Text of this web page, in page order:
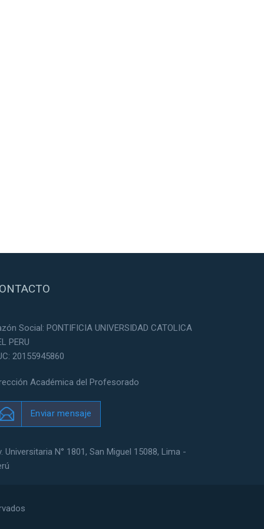
Social: PONTIFICIA UNIVERSIDAD CATOLICA
PERU
20155945860
Académica del Profesorado
Enviar mensaje
Universitaria N° 1801, San Miguel 15088, Lima -